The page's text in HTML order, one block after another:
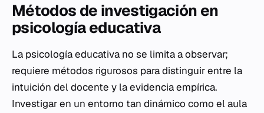
Métodos de investigación en
psicología educativa
La psicología educativa no se limita a observar;
requiere métodos rigurosos para distinguir entre la
intuición del docente y la evidencia empírica.
Investigar en un entorno tan dinámico como el aula